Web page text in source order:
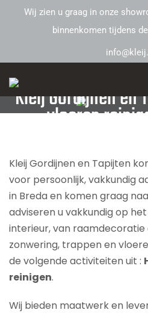
Wij zien u graag in onze
binnenkomen tijdens
Kleij Gordijnen en
vloeren
Kleij Gordijnen en Tapijten
voor persoonlijk, vakkundig
in Breda en komen graag
adviseren u vakkundig op
interieur, van
zonwering, trappen en
de volgende activiteiten uit :
reinigen.
Wij bieden maatwerk en